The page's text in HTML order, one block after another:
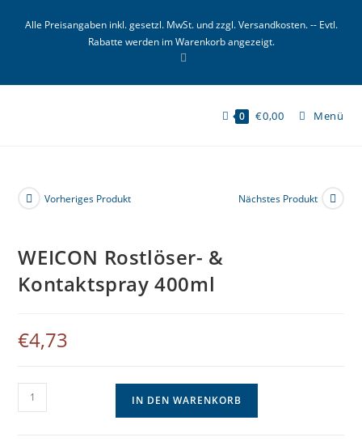
InhaltAlle Preisangaben inkl. gesetzl. MwSt. und zzgl. Versandkosten. -- Evtl.
Rabatte werden im Warenkorb angezeigt.
0 €0,00 Menü
Vorheriges Produkt Nächstes Produkt
WEICON Rostlöser- &
Kontaktspray 400ml
€4,73
WEICON
Rostlöser-
IN DEN WARENKORB